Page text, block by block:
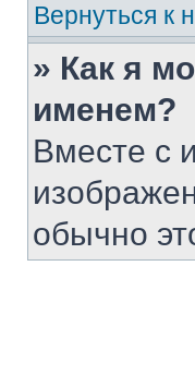
Вернуться к
» Как я
именем?
Вместе с
обычно